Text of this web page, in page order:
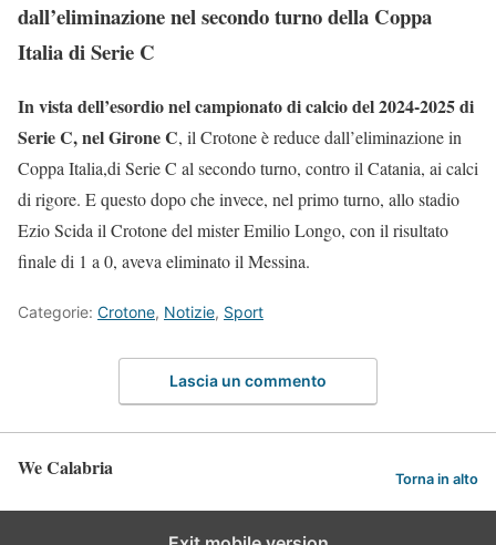
dall’eliminazione nel secondo turno della Coppa
Italia di Serie C
In vista dell’esordio nel campionato di calcio del 2024-2025 di
Serie C, nel Girone C, il Crotone è reduce dall’eliminazione in
Coppa Italia,di Serie C al secondo turno, contro il Catania, ai calci
di rigore. E questo dopo che invece, nel primo turno, allo stadio
Ezio Scida il Crotone del mister Emilio Longo, con il risultato
finale di 1 a 0, aveva eliminato il Messina.
Categorie: Crotone, Notizie, Sport
Lascia un commento
We Calabria Torna in alto